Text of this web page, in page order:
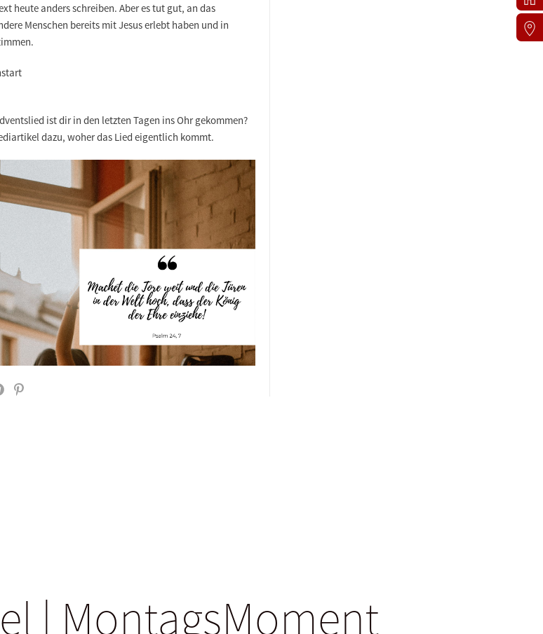
heute anders schreiben. Aber es tut gut, an das
Menschen bereits mit Jesus erlebt haben und in
.
ist dir in den letzten Tagen ins Ohr gekommen?
dazu, woher das Lied eigentlich kommt.
| MontagsMoment